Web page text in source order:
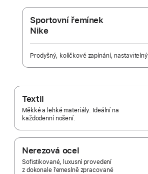
Sportovní řemínek
Nike
Prodyšný, kolíčkové zapínání, nastavitelný
Textil
Měkké a lehké materiály. Ideální na
každodenní nošení.
Nerezová ocel
Sofistikované, luxusní provedení
z dokonale řemeslně zpracované